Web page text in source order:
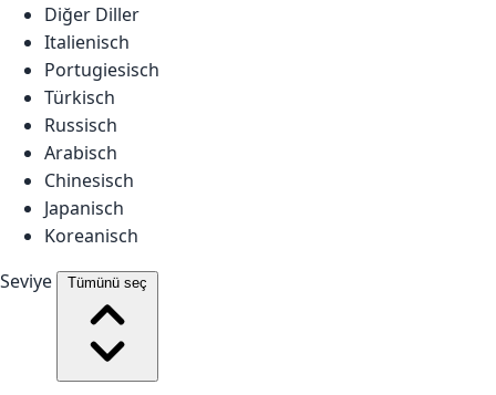
Diğer Diller
Italienisch
Portugiesisch
Türkisch
Russisch
Arabisch
Chinesisch
Japanisch
Koreanisch
Seviye
Tümünü seç